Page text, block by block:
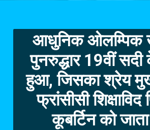
आधुनिक ओलम्पिक
पुनरुद्धार 19वीं
हुआ, जिसका श्रेय
फ्रांसीसी शिक्षाविद
कूबर्टिनको